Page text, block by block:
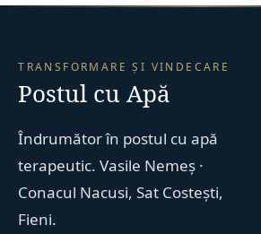
TRANSFORMARE ȘI VINDECARE
Postul cu Apă
Îndrumător în postul cu apă
terapeutic. Vasile Nemeș ·
Conacul Nacusi, Sat Costești,
Fieni.